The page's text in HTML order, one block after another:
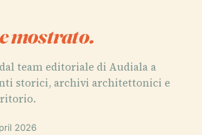
e mostrato.
team editoriale di Audiala a
storici, archivi architettonici e
2026